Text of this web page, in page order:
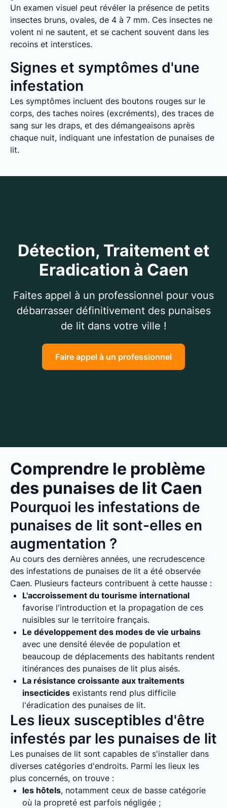
Un examen visuel peut révéler la présence de petits
insectes bruns, ovales, de 4 à 7 mm. Ces insectes ne
volent ni ne sautent, et se cachent souvent dans les
recoins et interstices.
Signes et symptômes d'une
infestation
Les symptômes incluent des boutons rouges sur le
corps, des taches noires (excréments), des traces de
sang sur les draps, et des démangeaisons après
chaque nuit, indiquant une infestation de punaises de
lit.
Détection, Traitement et
Eradication à Caen
Faites appel à un professionnel pour vous
débarrasser définitivement des punaises
de lit dans votre ville !
Faire appel à un professionnel
Comprendre le problème
des punaises de lit Caen
Pourquoi les infestations de
punaises de lit sont-elles en
augmentation ?
Au cours des dernières années, une recrudescence
des infestations de punaises de lit a été observée
Caen. Plusieurs facteurs contribuent à cette hausse :
L'accroissement du tourisme international
favorise l'introduction et la propagation de ces
nuisibles sur le territoire français.
Le développement des modes de vie urbains
avec une densité élevée de population et
beaucoup de déplacements des habitants rendent
itinérances des punaises de lit plus aisés.
La résistance croissante aux traitements
insecticides existants rend plus difficile
l'éradication des punaises de lit.
Les lieux susceptibles d'être
infestés par les punaises de lit
Les punaises de lit sont capables de s'installer dans
diverses catégories d'endroits. Parmi les lieux les
plus concernés, on trouve :
les hôtels, notamment ceux de basse catégorie
où la propreté est parfois négligée ;